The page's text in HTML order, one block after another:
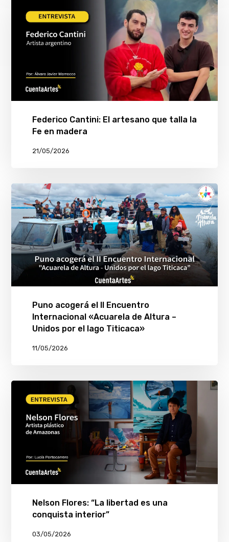
Federico Cantini: El artesano que talla la
Fe en madera
21/05/2026
Puno acogerá el II Encuentro
Internacional «Acuarela de Altura –
Unidos por el lago Titicaca»
11/05/2026
Nelson Flores: “La libertad es una
conquista interior”
03/05/2026